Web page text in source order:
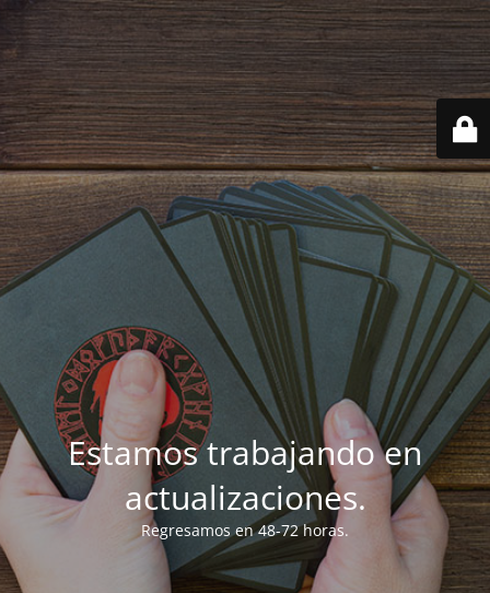
Estamos trabajando en
actualizaciones.
Regresamos en 48-72 horas.